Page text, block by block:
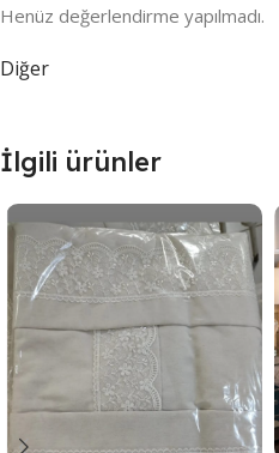
Henüz değerlendirme yapılmadı.
Diğer
İlgili ürünler